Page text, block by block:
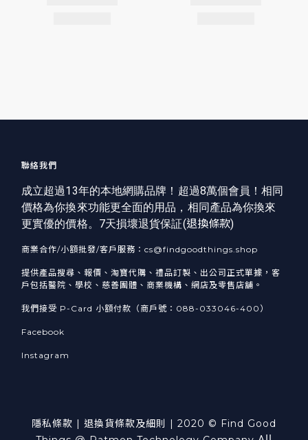
聯絡我們
成立超過13年的本地網購品牌！超過8萬個會員！相同
價格為你換來功能更全面的用品，相同產品為你換來
更實優的價格。7天損壞退貨保証(退換條款)
商業合作/小額批發/客戶服務：cs@findgoodthings.shop
提供產品搜尋、報價、淘寶代購、禮品訂製、出公司正式單據，客
戶包括醫院、學校、慈善團體、商業機構、網店及零售店舖。
我們接受 P-Card 小額付款（商戶號：088-033046-400）
Facebook
Instagram
隱私條款 | 退換貨條款及細則 | 2020 © Find Good